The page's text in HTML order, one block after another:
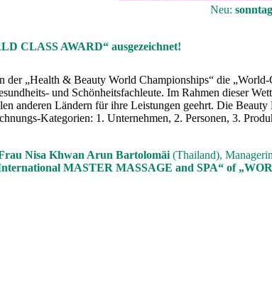
Neu:
CLASS AWARD“ ausgezeichnet!
„Health & Beauty World Championships“ die „World-
und Schönheitsfachleute. Im Rahmen dieser
anderen Ländern für ihre Leistungen geehrt. Die
Kategorien: 1. Unternehmen, 2. Personen, 3.
Nisa Khwan Arun Bartolomäi(Thailand),
MASTER MASSAGE and SPA“ of